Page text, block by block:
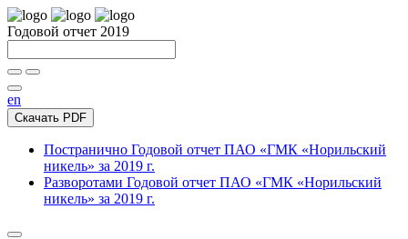
Годовой отчет 2019
en
Скачать PDF
Постранично Годовой отчет ПАО «ГМК «Норильский
никель» за 2019 г.
Разворотами Годовой отчет ПАО «ГМК «Норильский
никель» за 2019 г.